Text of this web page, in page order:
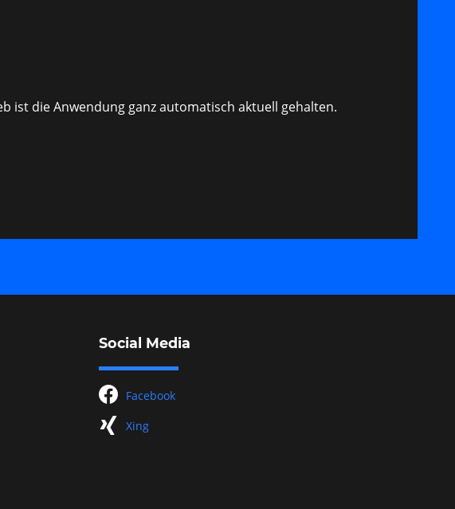
ist die Anwendung ganz automatisch aktuell gehalten.
Social Media
facebook Facebook
xing Xing